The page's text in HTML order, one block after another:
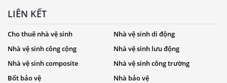
LIÊN KẾT
Cho thuê nhà vệ sinh
Nhà vệ sinh di động
Nhà vệ sinh công cộng
Nhà vệ sinh lưu động
Nhà vệ sinh composite
Nhà vệ sinh công trường
Bốt bảo vệ
Nhà bảo vệ